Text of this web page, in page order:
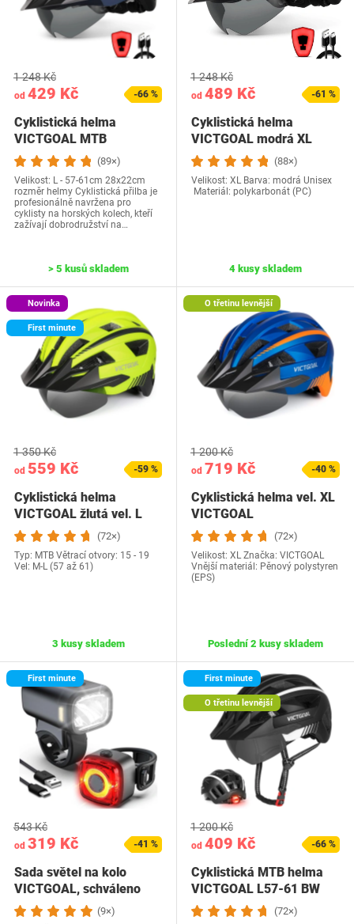
od 429 Kč
1 248 Kč
-66 %
Cyklistická helma
VICTGOAL MTB
(89×)
Velikost: L - 57-61cm 28x22cm
rozměr helmy Cyklistická přilba je
profesionálně navržena pro
cyklisty na horských kolech, kteří
zažívají dobrodružství na…
> 5 kusů skladem
od 489 Kč
1 248 Kč
-61 %
Cyklistická helma
VICTGOAL modrá XL
(88×)
Velikost: XL Barva: modrá Unisex
Materiál: polykarbonát (PC)
4 kusy skladem
Novinka
First minute
od 559 Kč
1 350 Kč
-59 %
Cyklistická helma
VICTGOAL žlutá vel. L
(72×)
Typ: MTB Větrací otvory: 15 - 19
Vel: M-L (57 až 61)
3 kusy skladem
O třetinu levnější
od 719 Kč
1 200 Kč
-40 %
Cyklistická helma vel. XL
VICTGOAL
(72×)
Velikost: XL Značka: VICTGOAL
Vnější materiál: Pěnový polystyren
(EPS)
Poslední 2 kusy skladem
First minute
od 319 Kč
543 Kč
-41 %
Sada světel na kolo
VICTGOAL, schváleno
StVZO, sada LED…
(9×)
First minute
O třetinu levnější
od 409 Kč
1 200 Kč
-66 %
Cyklistická MTB helma
VICTGOAL L57-61 BW
(72×)